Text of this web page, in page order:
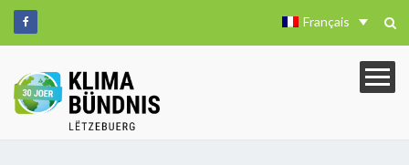
Français